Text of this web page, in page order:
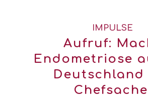
IMPULSE
Aufruf:
Endometriose
Deutschland